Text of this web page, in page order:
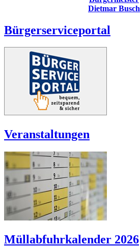
Dietmar Busch
Bürgerserviceportal
Veranstaltungen
Müllabfuhrkalender 2026